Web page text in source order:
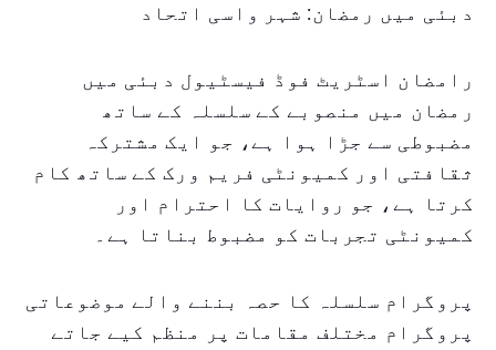
دبئی میں رمضان: شہر واسی اتحاد
رامضان اسٹریٹ فوڈ فیسٹیول دبئی میں
رمضان میں منصوبے کے سلسلہ کے ساتھ
مضبوطی سے جڑا ہوا ہے، جو ایک مشترکہ
ثقافتی اور کمیونٹی فریم ورک کے ساتھ کام
کرتا ہے، جو روایات کا احترام اور
کمیونٹی تجربات کو مضبوط بناتا ہے۔
پروگرام سلسلہ کا حصہ بننے والے موضوعاتی
پروگرام مختلف مقامات پر منظم کیے جاتے